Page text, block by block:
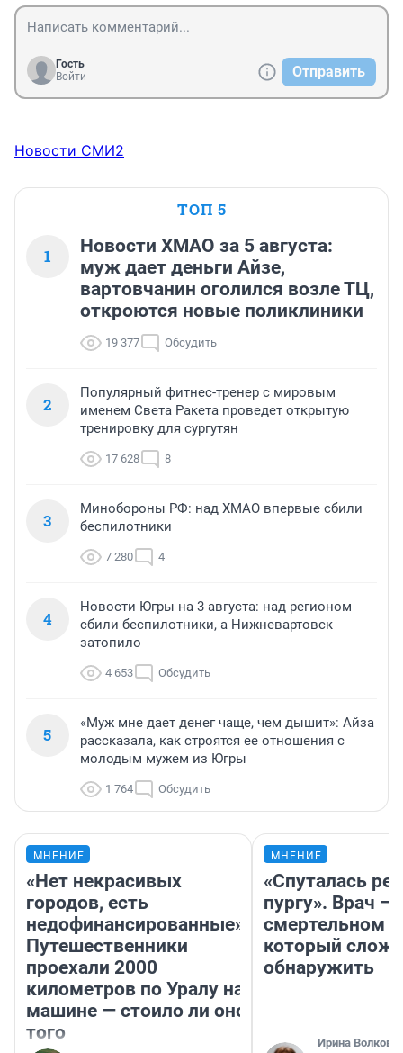
Гость
Войти
Отправить
Новости СМИ2
ТОП 5
1
Новости ХМАО за 5 августа:
муж дает деньги Айзе,
вартовчанин оголился возле ТЦ,
откроются новые поликлиники
19 377 Обсудить
2
Популярный фитнес-тренер с мировым
именем Света Ракета проведет открытую
тренировку для сургутян
17 628 8
3
Минобороны РФ: над ХМАО впервые сбили
беспилотники
7 280 4
4
Новости Югры на 3 августа: над регионом
сбили беспилотники, а Нижневартовск
затопило
4 653 Обсудить
5
«Муж мне дает денег чаще, чем дышит»: Айза
рассказала, как строятся ее отношения с
молодым мужем из Югры
1 764 Обсудить
МНЕНИЕ
«Нет некрасивых
городов, есть
недофинансированные».
Путешественники
проехали 2000
километров по Уралу на
машине — стоило ли оно
того
МНЕНИЕ
«Спуталась
пургу». Врач —
смертельном
который
обнаружить
Ирина Волкова